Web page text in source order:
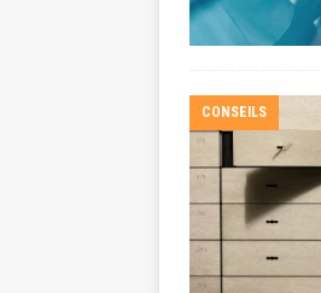
CONSEILS